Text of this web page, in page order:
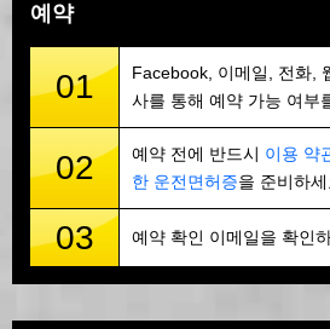
예약
01
Facebook, 이메일, 전화,
사를 통해 예약 가능 여부
02 예약 전에 반드시 이용 약
한 운전면허증을 준비하
03 예약 확인 이메일을 확인